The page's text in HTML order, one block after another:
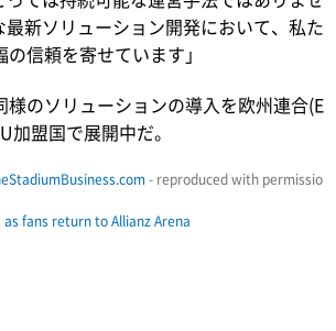
新ソリューション開発において、私た
信頼を寄せています」
様のソリューションの導入を欧州連合(E
加盟国で展開中だ。
- reproduced with permissio
fans return to Allianz Arena